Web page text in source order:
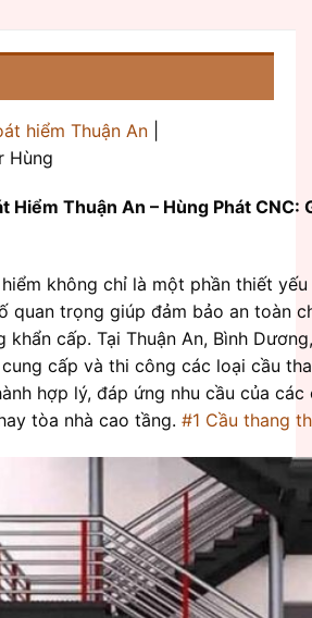
hiểm Thuận An
Hùng
Hiểm Thuận An – Hùng Phát CNC:
không chỉ là một phần thiết
quan trọng giúp đảm bảo an toàn
khẩn cấp. Tại Thuận An, Bình
cấp và thi công các loại cầu
hợp lý, đáp ứng nhu cầu của
tòa nhà cao tầng. #1 Cầu thang